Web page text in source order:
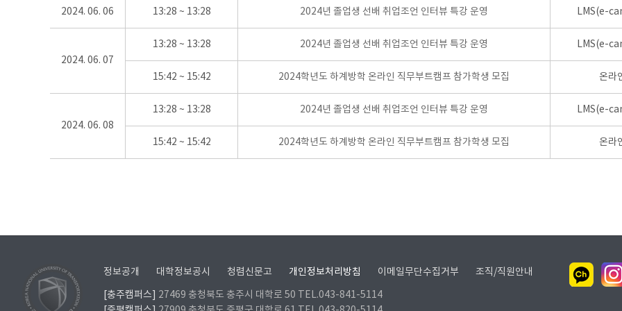
2024. 06. 06 13:28 ~ 13:28 2024년 졸업생 선배 취업조언 인터뷰 특강 운영 LMS(e-
2024. 06. 07
13:28 ~ 13:28 2024년 졸업생 선배 취업조언 인터뷰 특강 운영 LMS(e-
15:42 ~ 15:42 2024학년도 하계방학 온라인 직무부트캠프 참가학생 모집 온라
2024. 06. 08
13:28 ~ 13:28 2024년 졸업생 선배 취업조언 인터뷰 특강 운영 LMS(e-
15:42 ~ 15:42 2024학년도 하계방학 온라인 직무부트캠프 참가학생 모집 온라
정보공개 대학정보공시 청렴신문고 개인정보처리방침 이메일무단수집거부 조직/직원안내
[충주캠퍼스]
27469 충청북도 충주시 대학로 50 TEL.043-841-5114